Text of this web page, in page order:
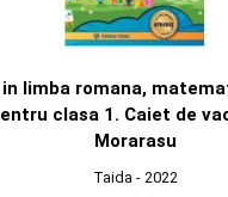
limba romana,
clasa 1. Caiet de
Morarasu
Taida - 2022